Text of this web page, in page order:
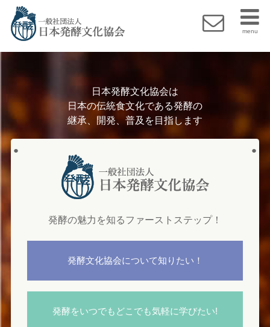
menu
日本発酵文化協会は
日本の伝統食文化である発酵の
継承、開発、普及を目指します
● ●
発酵の魅力を知るファーストステップ！
発酵文化協会について知りたい！
発酵をいつでもどこでも気軽に学びたい!